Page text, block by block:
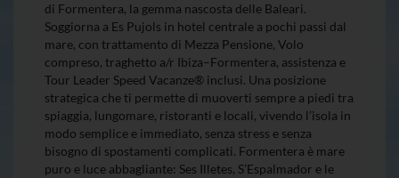
di Formentera, la gemma nascosta delle Baleari.
Soggiorna a Es Pujols in hotel centrale a pochi passi dal
mare, con trattamento di Mezza Pensione, Volo
compreso, traghetto a/r Ibiza–Formentera, assistenza e
Tour Leader Speed Vacanze® inclusi. Una posizione
strategica che ti permette di muoverti sempre a piedi tra
spiaggia, lungomare, ristoranti e locali, vivendo l’isola in
modo semplice e immediato, senza stress e senza
bisogno di spostamenti complicati. Formentera è mare
puro e luce abbagliante: Ses Illetes, S’Espalmador e le